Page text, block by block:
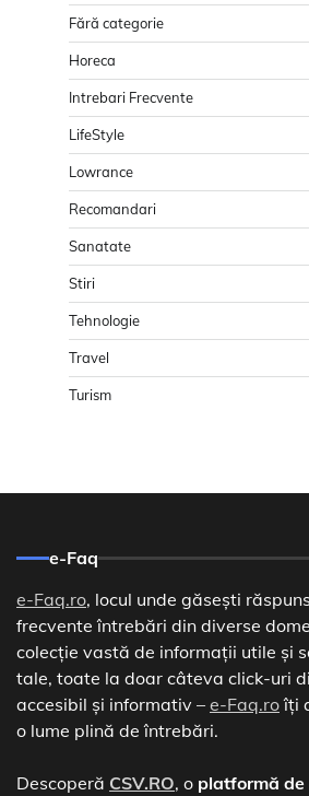
Fără categorie
Horeca
Intrebari Frecvente
LifeStyle
Lowrance
Recomandari
Sanatate
Stiri
Tehnologie
Travel
Turism
e-Faq
e-Faq.ro, locul unde găsești
frecvente întrebări din diverse
colecție vastă de informații utile și
tale, toate la doar câteva click-uri
accesibil și informativ – e-Faq.roîți
o lume plină de întrebări.
Descoperă CSV.RO, o platformă